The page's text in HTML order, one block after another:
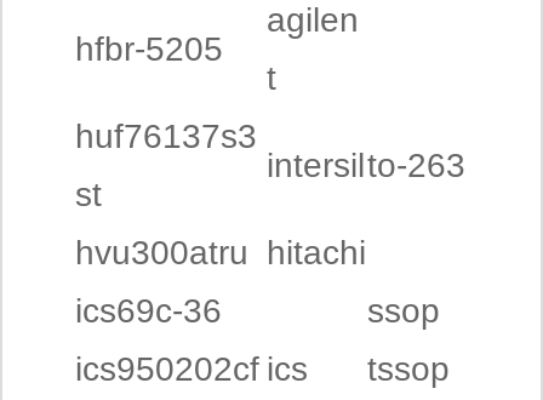
hfbr-5205
agilen
t
huf76137s3
st
intersilto-263
hvu300atru
hitachi
ics69c-36
ssop
ics950202cf ics
tssop